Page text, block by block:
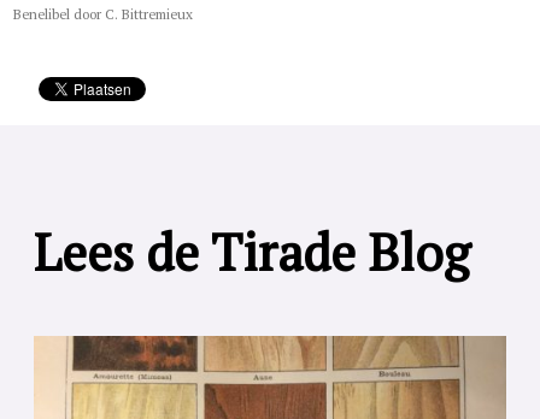
Benelibel door C. Bittremieux
Lees de Tirade Blog